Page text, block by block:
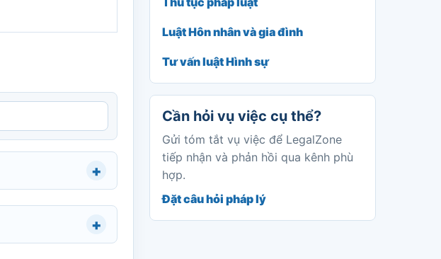
Luật Hôn nhân và gia đình
Tư vấn luật Hình sự
Cần hỏi vụ việc cụ thể?
Gửi tóm tắt vụ việc để LegalZone
tiếp nhận và phản hồi qua kênh phù
hợp.
Đặt câu hỏi pháp lý